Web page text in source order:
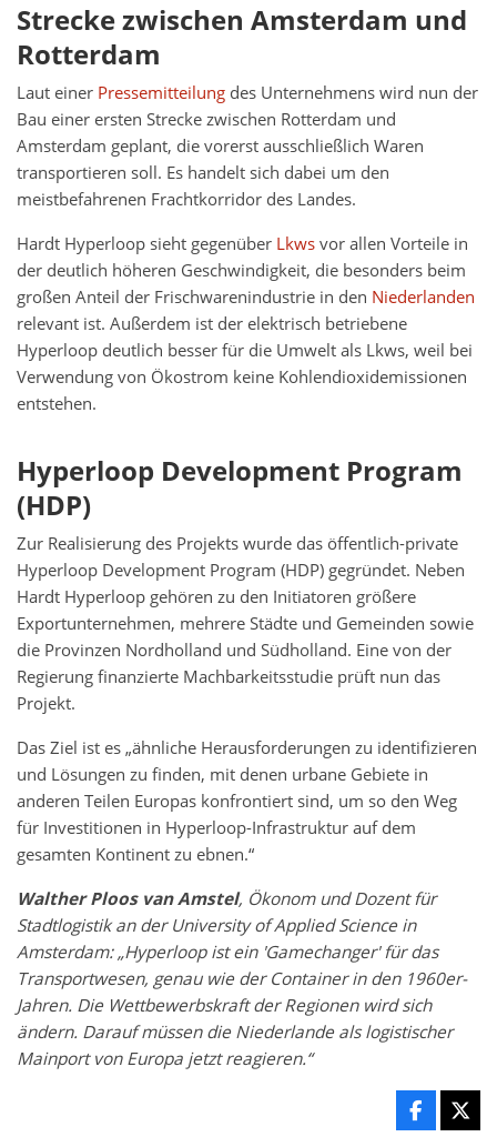
Strecke zwischen Amsterdam und
Rotterdam
Laut einer Pressemitteilung des Unternehmens wird nun der
Bau einer ersten Strecke zwischen Rotterdam und
Amsterdam geplant, die vorerst ausschließlich Waren
transportieren soll. Es handelt sich dabei um den
meistbefahrenen Frachtkorridor des Landes.
Hardt Hyperloop sieht gegenüber Lkwsvor allen Vorteile in
der deutlich höheren Geschwindigkeit, die besonders beim
großen Anteil der Frischwarenindustrie in den Niederlanden
relevant ist. Außerdem ist der elektrisch betriebene
Hyperloop deutlich besser für die Umwelt als Lkws, weil bei
Verwendung von Ökostrom keine Kohlendioxidemissionen
entstehen.
Hyperloop Development Program
(HDP)
Zur Realisierung des Projekts wurde das öffentlich-private
Hyperloop Development Program (HDP) gegründet. Neben
Hardt Hyperloop gehören zu den Initiatoren größere
Exportunternehmen, mehrere Städte und Gemeinden sowie
die Provinzen Nordholland und Südholland. Eine von der
Regierung finanzierte Machbarkeitsstudie prüft nun das
Projekt.
Das Ziel ist es „ähnliche Herausforderungen zu identifizieren
und Lösungen zu finden, mit denen urbane Gebiete in
anderen Teilen Europas konfrontiert sind, um so den Weg
für Investitionen in Hyperloop-Infrastruktur auf dem
gesamten Kontinent zu ebnen.“
Walther Ploos van Amstel, Ökonom und Dozent für
Stadtlogistik an der University of Applied Science in
Amsterdam: „Hyperloop ist ein 'Gamechanger' für das
Transportwesen, genau wie der Container in den 1960er-
Jahren. Die Wettbewerbskraft der Regionen wird sich
ändern. Darauf müssen die Niederlande als logistischer
Mainport von Europa jetzt reagieren.“